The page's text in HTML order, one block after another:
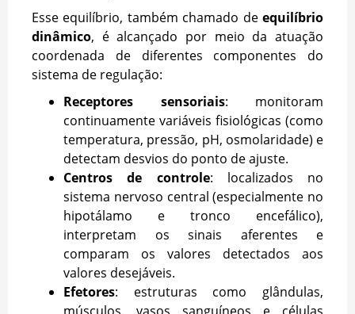
Esse equilíbrio, também chamado de equilíbrio
dinâmico, é alcançado por meio da atuação
coordenada de diferentes componentes do
sistema de regulação:
Receptores sensoriais: monitoram
continuamente variáveis fisiológicas (como
temperatura, pressão, pH, osmolaridade) e
detectam desvios do ponto de ajuste.
Centros de controle: localizados no
sistema nervoso central (especialmente no
hipotálamo e tronco encefálico),
interpretam os sinais aferentes e
comparam os valores detectados aos
valores desejáveis.
Efetores: estruturas como glândulas,